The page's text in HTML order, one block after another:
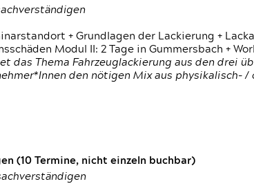
+ Grundlagen der Lackierung +
Modul II: 2 Tage in Gummersbach +
das Thema Fahrzeuglackierung aus den drei
den nötigen Mix aus physikalisch- /
(10 Termine, nicht einzeln buchbar)